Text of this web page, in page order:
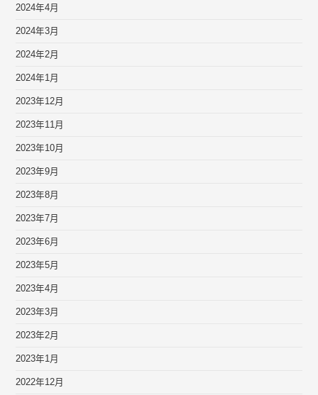
2024年4月
2024年3月
2024年2月
2024年1月
2023年12月
2023年11月
2023年10月
2023年9月
2023年8月
2023年7月
2023年6月
2023年5月
2023年4月
2023年3月
2023年2月
2023年1月
2022年12月